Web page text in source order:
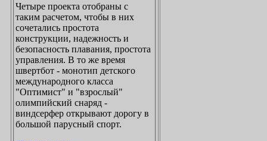
Четыре проекта отобраны с
таким расчетом, чтобы в них
сочетались простота
конструкции, надежность и
безопасность плавания, простота
управления. В то же время
швертбот - монотип детского
международного класса
"Оптимист" и "взрослый"
олимпийский снаряд -
виндсерфер открывают дорогу в
большой парусный спорт.